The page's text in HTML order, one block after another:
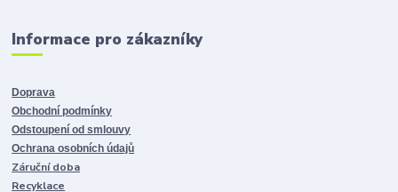
Informace pro zákazníky
Doprava
Obchodní podmínky
Odstoupení od smlouvy
Ochrana osobních údajů
Záruční doba
Recyklace